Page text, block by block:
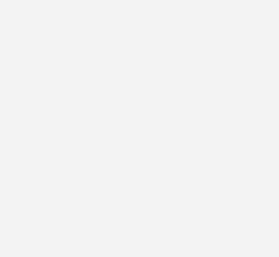
und Betriebskosten. Lesen
die zeigen, in welchen Bereichen